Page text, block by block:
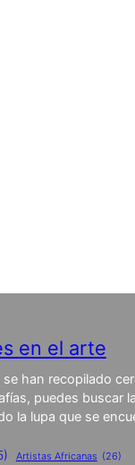
en el arte
han recopilado
puedes buscar
la lupa que se
Artistas Africanas (26)